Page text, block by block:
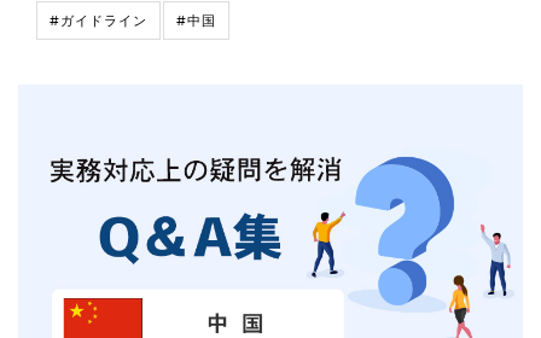
#ガイドライン #中国